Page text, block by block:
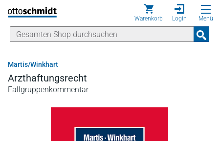
Direkt zum Inhalt
Warenkorb Login Menü
Martis/Winkhart
Arzthaftungsrecht
Fallgruppenkommentar